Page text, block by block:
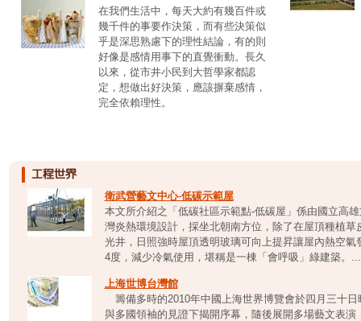
在我們生活中，每天大約有幾百件或
幾千件的事要作決策，而有些決策似
乎是深思熟慮下的理性結論，有的則
好像是感情用事下的直覺衝動。長久
以來，從市井小民到大哲學家都認
定，想做出好決策，應該摒棄感情，
完全依賴理性。
衛武營藝文中心-低碳示範屋
本文所介紹之「低碳社區示範點-低碳屋」係由國立高
灣炎熱環境設計，採坐北朝南方位，除了在屋頂種植
光井，日照強時屋頂透明玻璃可向上提昇讓屋內熱空
4度，減少冷氣使用，堪稱是一棟「會呼吸」綠建築。
上海世博台灣館
籌備多時的2010年中國上海世界博覽會於四月三十
與多國領袖的見證下揭開序幕，隨後展開多場藝文表